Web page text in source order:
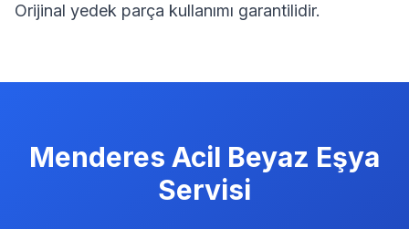
Orijinal yedek parça kullanımı garantilidir.
Menderes Acil Beyaz Eşya
Servisi